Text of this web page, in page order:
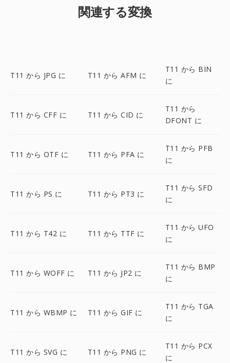
関連する変換
T11 から JPG に T11 から AFM に
T11 から BIN
に
T11 から CFF に T11 から CID に
T11 から
DFONT に
T11 から OTF に T11 から PFA に
T11 から PFB
に
T11 から PS に T11 から PT3 に
T11 から SFD
に
T11 から T42 に T11 から TTF に
T11 から UFO
に
T11 から WOFF に T11 から JP2 に
T11 から BMP
に
T11 から WBMP に T11 から GIF に
T11 から TGA
に
T11 から SVG に T11 から PNG に
T11 から PCX
に